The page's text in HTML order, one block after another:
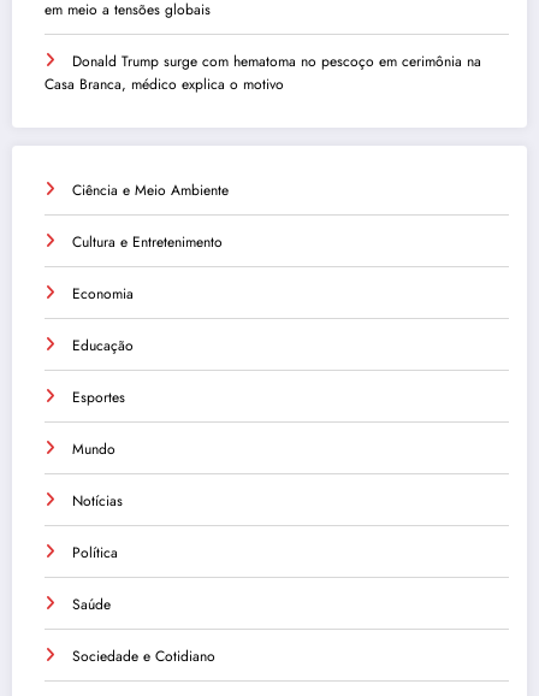
em meio a tensões globais
Donald Trump surge com hematoma no pescoço em cerimônia na
Casa Branca, médico explica o motivo
Ciência e Meio Ambiente
Cultura e Entretenimento
Economia
Educação
Esportes
Mundo
Notícias
Política
Saúde
Sociedade e Cotidiano